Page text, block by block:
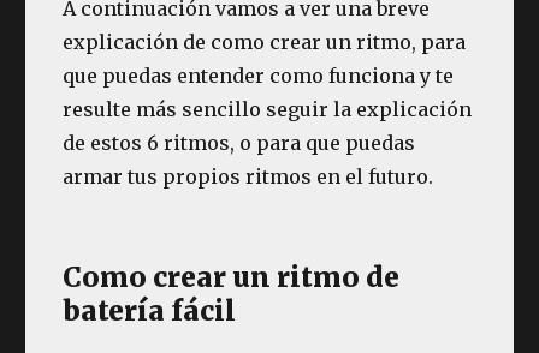
A continuación vamos a ver una breve
explicación de como crear un ritmo, para
que puedas entender como funciona y te
resulte más sencillo seguir la explicación
de estos 6 ritmos, o para que puedas
armar tus propios ritmos en el futuro.
Como crear un ritmo de
batería fácil